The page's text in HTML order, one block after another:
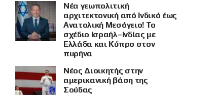
Νέα γεωπολιτική
αρχιτεκτονική από Ινδικό έως
Ανατολική Μεσόγειο! Το
σχέδιο Ισραήλ–Ινδίας με
Ελλάδα και Κύπρο στον
πυρήνα
Νέος Διοικητής στην
αμερικανική βάση της
Σούδας